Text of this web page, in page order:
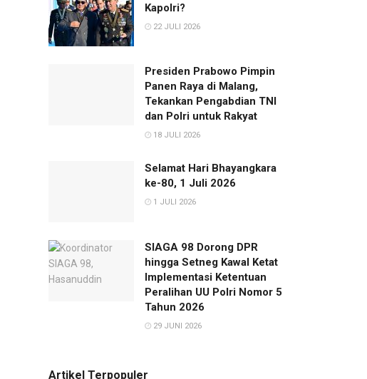
Kapolri?
22 JULI 2026
Presiden Prabowo Pimpin
Panen Raya di Malang,
Tekankan Pengabdian TNI
dan Polri untuk Rakyat
18 JULI 2026
Selamat Hari Bhayangkara
ke-80, 1 Juli 2026
1 JULI 2026
SIAGA 98 Dorong DPR
hingga Setneg Kawal Ketat
Implementasi Ketentuan
Peralihan UU Polri Nomor 5
Tahun 2026
29 JUNI 2026
Artikel Terpopuler